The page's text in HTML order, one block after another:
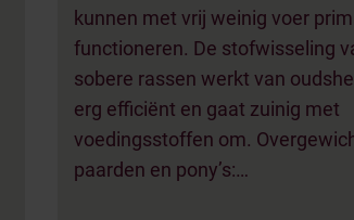
kunnen met vrij weinig voer
functioneren. De stofwisseling
sobere rassen werkt van
erg efficiënt en gaat zuinig met
voedingsstoffen om.
paarden en pony’s:…